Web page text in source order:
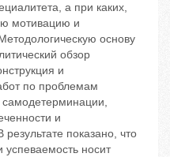
а при каких,
мотивацию и
основу
обзор
и
по проблемам
и
показано, что
носит